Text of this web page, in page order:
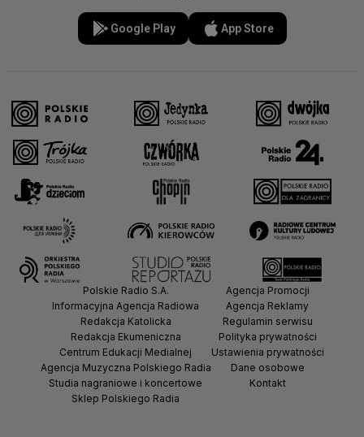
Google Play App Store
Polskie Radio S.A.
Informacyjna Agencja Radiowa
Redakcja Katolicka
Redakcja Ekumeniczna
Centrum Edukacji Medialnej
Agencja Muzyczna Polskiego Radia
Studia nagraniowe i koncertowe
Sklep Polskiego Radia
Agencja Promocji
Agencja Reklamy
Regulamin serwisu
Polityka prywatności
Ustawienia prywatności
Dane osobowe
Kontakt